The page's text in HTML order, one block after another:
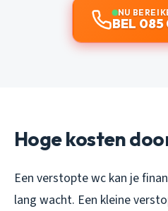
NU
BEL 085
Hoge kosten
Een verstopte wc kan je
lang wacht. Een kleine